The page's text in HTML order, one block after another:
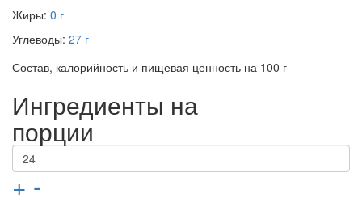
Жиры: 0 г
Углеводы: 27 г
Состав, калорийность и пищевая ценность на 100 г
Ингредиенты на
порции
+ -